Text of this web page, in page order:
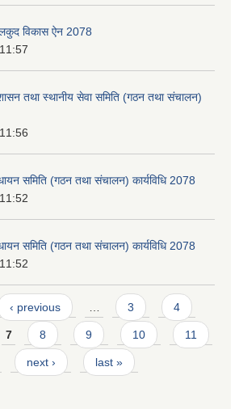
विकास ऐन 2078
तथा स्थानीय सेवा समिति (गठन तथा संचालन)
समिति (गठन तथा संचालन) कार्यविधि 2078
समिति (गठन तथा संचालन) कार्यविधि 2078
‹ previous 3 4
7 8 9 10 11
next › last »